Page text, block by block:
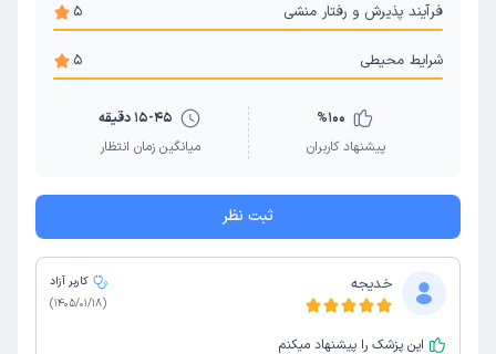
فرآیند پذیرش و رفتار منشی 5
شرایط محیطی 5
%100
پیشنهاد کاربران
15-45 دقیقه
میانگین زمان انتظار
ثبت نظر
خدیجه
کاربر آزاد
(
1405/01/18
)
این پزشک را پیشنهاد میکنم